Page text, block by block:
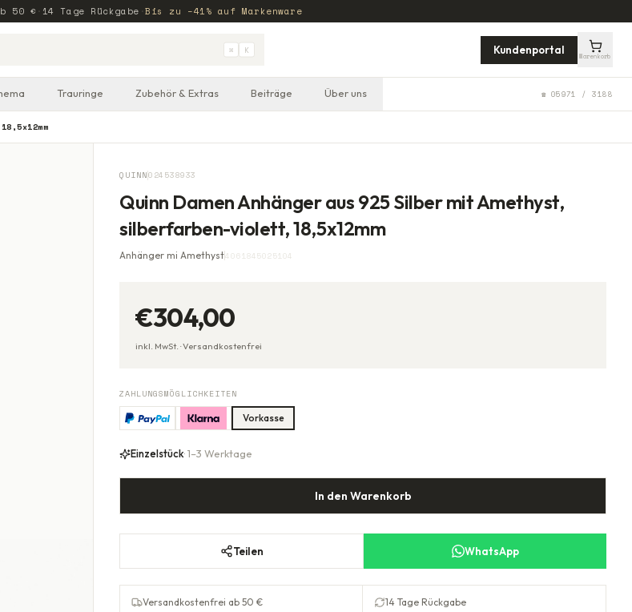
50 € · 14 Tage Rückgabe ·Bis zu −41% auf Markenware
⌘ K Kundenportal
Warenkorb
Trauringe Zubehör & Extras Beiträge Über uns ☎ 05971 / 3188
QUINN024538933
Quinn Damen Anhänger aus 925 Silber mit Amethyst,
silberfarben-violett, 18,5x12mm
Anhänger mi Amethyst4061845025104
€304,00
inkl. MwSt. ·Versandkostenfrei
ZAHLUNGSMÖGLICHKEITEN
Vorkasse
Einzelstück· 1–3 Werktage
In den Warenkorb
Teilen WhatsApp
Versandkostenfrei ab 50 € 14 Tage Rückgabe